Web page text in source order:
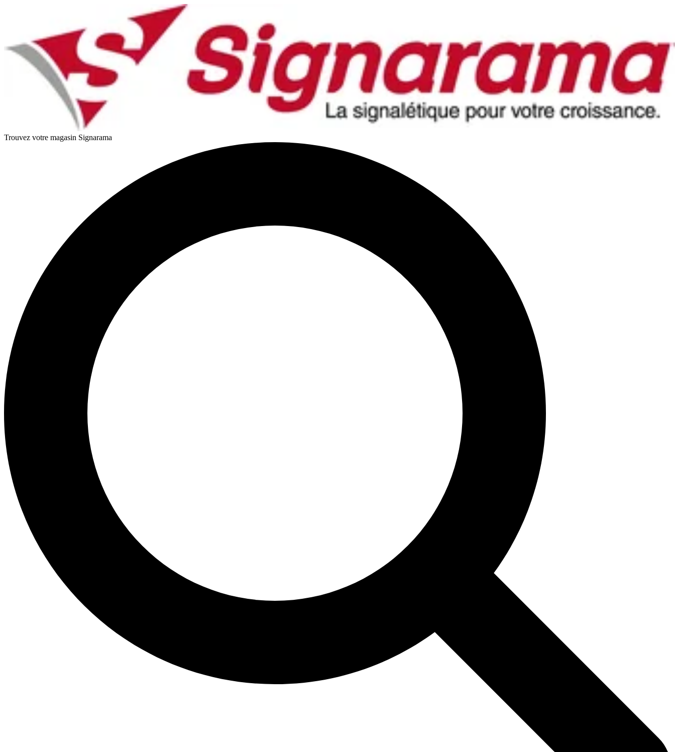
Trouvez votre magasin Signarama